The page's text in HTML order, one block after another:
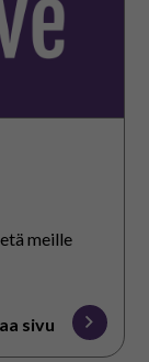
meille
sivu